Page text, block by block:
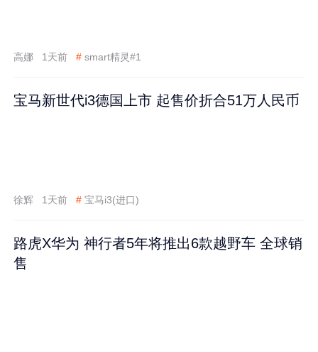
高娜 1天前 # smart精灵#1
宝马新世代i3德国上市 起售价折合51万人民币
徐辉 1天前 # 宝马i3(进口)
路虎X华为 神行者5年将推出6款越野车 全球销
售